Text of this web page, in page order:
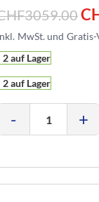
3059.00
2 auf Lager
2 auf Lager
- +